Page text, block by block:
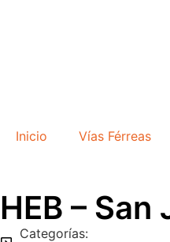
Inicio Vías Férreas
HEB – San
Categorías: